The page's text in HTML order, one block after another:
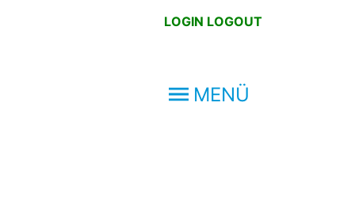
LOGIN LOGOUT
MENÜ